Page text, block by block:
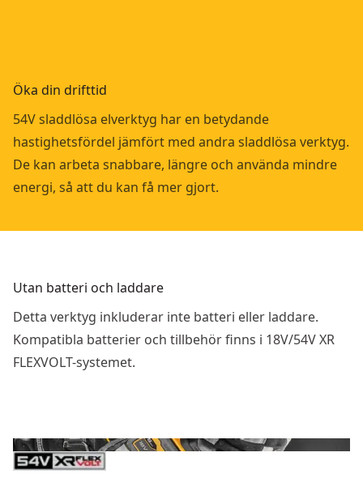
Öka din drifttid
54V sladdlösa elverktyg har en betydande
hastighetsfördel jämfört med andra sladdlösa verktyg.
De kan arbeta snabbare, längre och använda mindre
energi, så att du kan få mer gjort.
Utan batteri och laddare
Detta verktyg inkluderar inte batteri eller laddare.
Kompatibla batterier och tillbehör finns i 18V/54V XR
FLEXVOLT-systemet.